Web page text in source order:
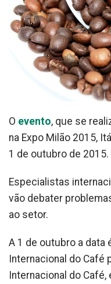
O evento, que se
na Expo Milão 2015,
1 de outubro de 2015.
Especialistas
vão debater
ao setor.
A 1 de outubro a data
Internacional do Café
Internacional do